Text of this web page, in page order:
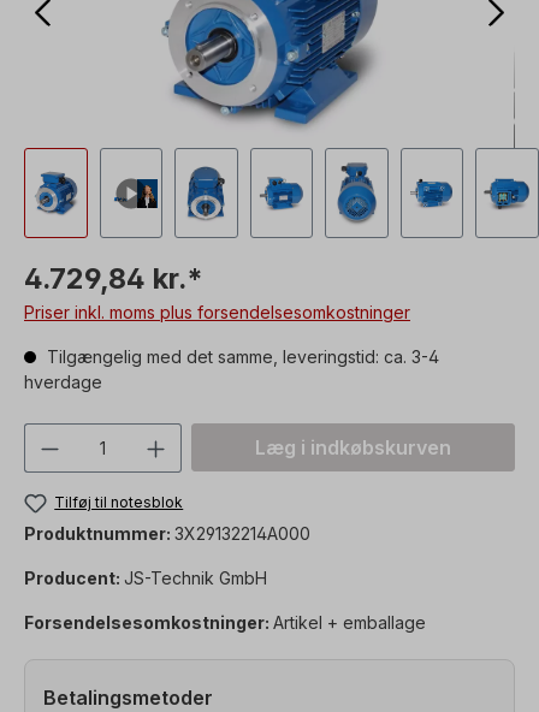
4.729,84 kr.*
Priser inkl. moms plus forsendelsesomkostninger
Tilgængelig med det samme, leveringstid: ca. 3-4
hverdage
Produktmængde: Indtast den
Læg i indkøbskurven
Tilføj til notesblok
Produktnummer: 3X29132214A000
Producent: JS-Technik GmbH
Forsendelsesomkostninger: Artikel + emballage
Betalingsmetoder